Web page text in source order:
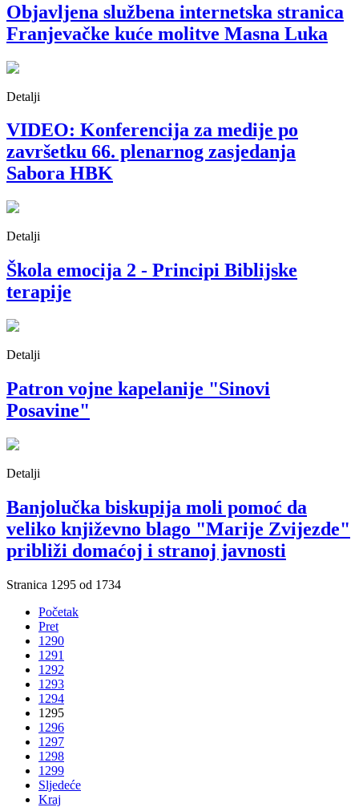
Objavljena službena internetska stranica
Franjevačke kuće molitve Masna Luka
Detalji
VIDEO: Konferencija za medije po
završetku 66. plenarnog zasjedanja
Sabora HBK
Detalji
Škola emocija 2 - Principi Biblijske
terapije
Detalji
Patron vojne kapelanije "Sinovi
Posavine"
Detalji
​​​​​​​Banjolučka biskupija moli pomoć da
veliko književno blago "Marije Zvijezde"
približi domaćoj i stranoj javnosti
Stranica 1295 od 1734
Početak
Pret
1290
1291
1292
1293
1294
1295
1296
1297
1298
1299
Sljedeće
Kraj